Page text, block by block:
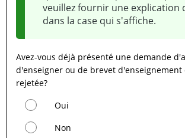
veuillez fournir une explication
dans la case qui s'affiche.
Avez-vous déjà présenté une demande
d'enseigner ou de brevet d'enseignement
rejetée?
Oui
Non